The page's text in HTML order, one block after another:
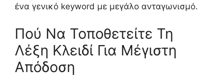
ένα γενικό keyword με μεγάλο ανταγωνισμό.
Πού Να Τοποθετείτε Τη
Λέξη Κλειδί Για Μέγιστη
Απόδοση